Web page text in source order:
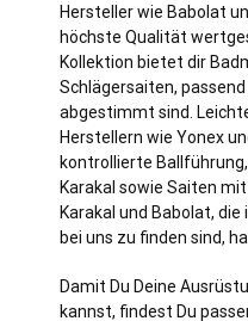
Hersteller wie Babolat
höchste Qualität
Kollektion bietet dir
Schlägersaiten,
abgestimmt sind.
Herstellern wie Yonex
kontrollierte
Karakal sowie Saiten
Karakal und Babolat, die
bei uns zu finden sind,
Damit Du Deine
kannst, findest Du